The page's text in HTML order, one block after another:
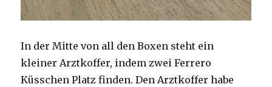
In der Mitte von all den Boxen steht ein
kleiner Arztkoffer, indem zwei Ferrero
Küsschen Platz finden. Den Arztkoffer habe